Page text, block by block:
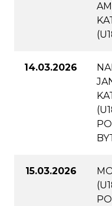
14.03.2026
15.03.2026